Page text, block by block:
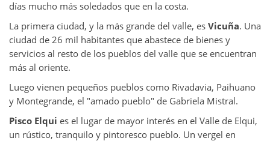
días mucho más soledados que en la costa.
La primera ciudad, y la más grande del valle, es Vicuña. Una
ciudad de 26 mil habitantes que abastece de bienes y
servicios al resto de los pueblos del valle que se encuentran
más al oriente.
Luego vienen pequeños pueblos como Rivadavia, Paihuano
y Montegrande, el "amado pueblo" de Gabriela Mistral.
Pisco Elqui es el lugar de mayor interés en el Valle de Elqui,
un rústico, tranquilo y pintoresco pueblo. Un vergel en